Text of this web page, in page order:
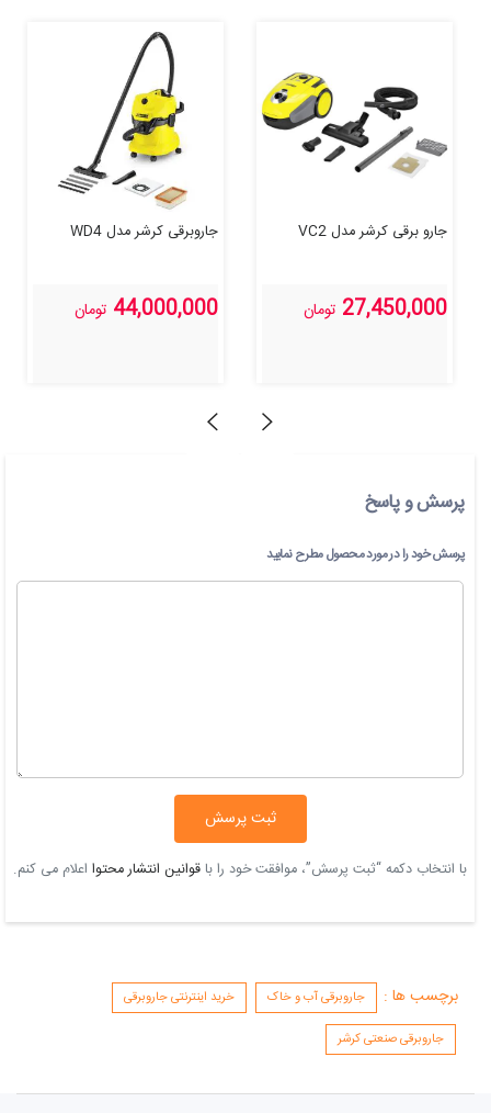
جاروبرقی کرشر مدل WD4
44,000,000 تومان
جارو برقی کرشر مدل VC2
27,450,000 تومان
پرسش و پاسخ
پرسش خود را در مورد محصول مطرح نمایید
ثبت پرسش
با انتخاب دکمه “ثبت پرسش”، موافقت خود را باقوانین انتشار محتوا اعلام می کنم.
برچسب ها : جاروبرقی آب و خاک
خرید اینترنتی جاروبرقی
جاروبرقی صنعتی کرشر